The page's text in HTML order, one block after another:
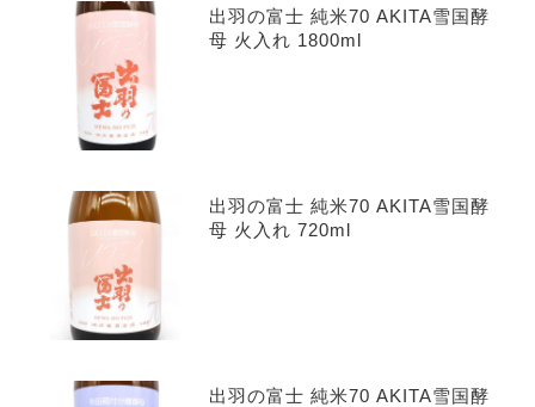
出羽の富士 純米70 AKITA雪国酵
母 火入れ 1800ml
出羽の富士 純米70 AKITA雪国酵
母 火入れ 720ml
出羽の富士 純米70 AKITA雪国酵